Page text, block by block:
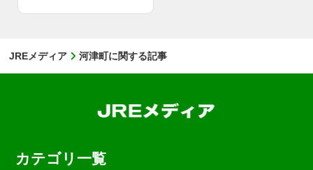
JREメディア 河津町に関する記事
カテゴリ一覧